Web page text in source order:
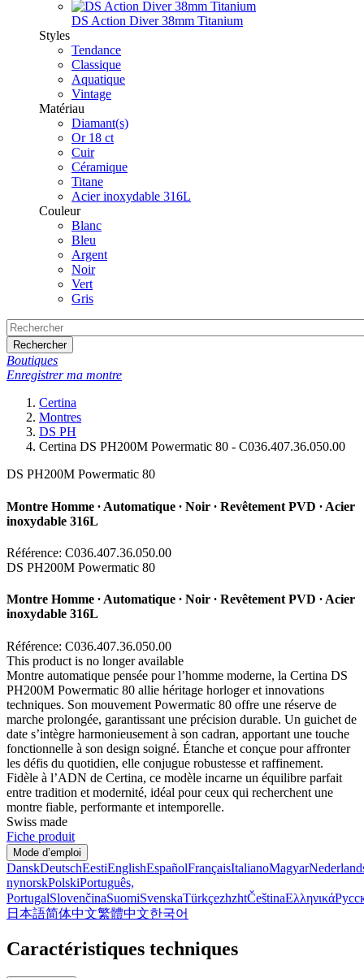
DS Action Diver 38mm Titanium
Styles
Tendance
Classique
Aquatique
Vintage
Matériau
Diamant(s)
Or 18 ct
Cuir
Céramique
Titane
Acier inoxydable 316L
Couleur
Blanc
Bleu
Argent
Noir
Vert
Gris
Rechercher
Boutiques
Enregistrer ma montre
Certina
Montres
DS PH
Certina DS PH200M Powermatic 80 - C036.407.36.050.00
DS PH200M Powermatic 80
Montre Homme ∙ Automatique ∙ Noir ∙ Revêtement PVD ∙ Acier
inoxydable 316L
Référence: C036.407.36.050.00
DS PH200M Powermatic 80
Montre Homme ∙ Automatique ∙ Noir ∙ Revêtement PVD ∙ Acier
inoxydable 316L
Référence: C036.407.36.050.00
This product is no longer available
Montre automatique pensée pour l’homme moderne, la Certina DS
PH200M Powermatic 80 allie héritage horloger et innovations
techniques. Son mouvement Powermatic 80 offre une réserve de
marche prolongée, garantissant une précision durable. Un guichet de
date s’intègre harmonieusement à son cadran, apportant une touche
fonctionnelle à son design soigné. Étanche et conçue pour affronter
les défis du quotidien, elle conjugue robustesse et raffinement.
Fidèle à l’ADN de Certina, ce modèle incarne un équilibre parfait
entre tradition et modernité, idéal pour ceux qui recherchent une
montre fiable, performante et intemporelle.
Swiss made
Fiche produit
Mode d’emploi
DanskDeutschEestiEnglishEspañolFrançaisItalianoMagyar
nynorskPolskiPortuguês,
PortugalSlovenčinaSuomiSvenskaTürkçezhzhtČeštinaΕλληνικά
日本語简体中文繁體中文한국어
Caractéristiques techniques